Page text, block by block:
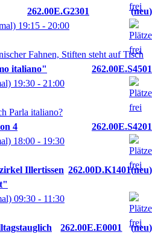
262.00E.G2301
neu
19:15 - 20:00
italiano"
262.00E.S4501
19:30 - 21:00
4
262.00E.S4201
18:00 - 19:30
Illertissen 262.00D.K1401 neu
09:30 - 11:30
262.00E.E0001 neu